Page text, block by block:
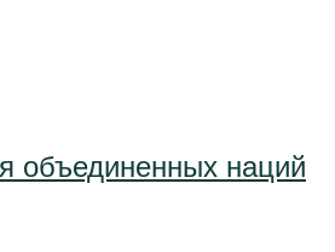
объединенных наций